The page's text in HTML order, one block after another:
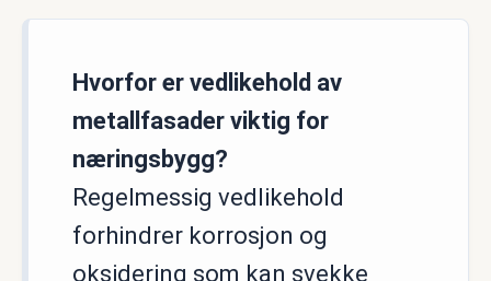
Hvorfor er vedlikehold av
metallfasader viktig for
næringsbygg?
Regelmessig vedlikehold
forhindrer korrosjon og
oksidering som kan svekke